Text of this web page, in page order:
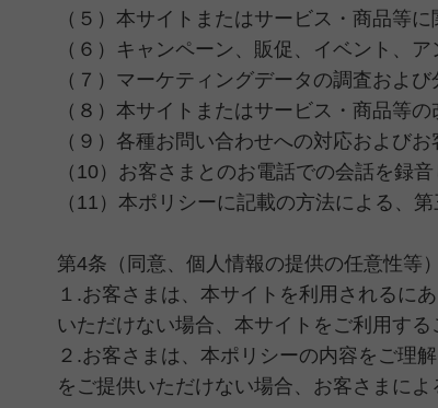
（５）本サイトまたはサービス・商品等
（６）キャンペーン、販促、イベント、
（７）マーケティングデータの調査およ
（８）本サイトまたはサービス・商品等
（９）各種お問い合わせへの対応および
（10）お客さまとのお電話での会話を録
（11）本ポリシーに記載の方法による、
第4条（同意、個人情報の提供の任意性等）
１.お客さまは、本サイトを利用されるに
いただけない場合、本サイトをご利用する
２.お客さまは、本ポリシーの内容をご理
をご提供いただけない場合、お客さまに